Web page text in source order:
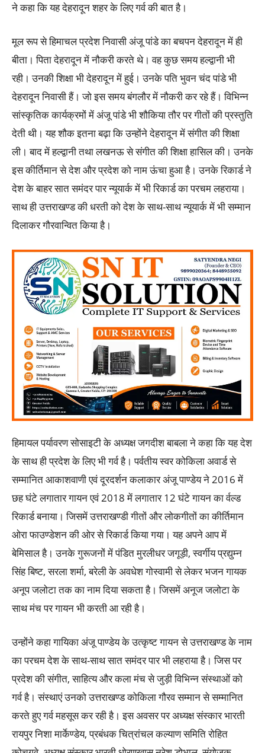
ने कहा कि यह देहरादून शहर के लिए गर्व की बात है।
मूल रूप से हिमाचल प्रदेश निवासी अंजू पांडे का बचपन देहरादून में ही
बीता। पिता देहरादून में नौकरी करते थे। वह कुछ समय हल्द्वानी भी
रही। उनकी शिक्षा भी देहरादून में हुई। उनके पति भुवन चंद पांडे भी
देहरादून निवासी हैं। जो इस समय बंगलौर में नौकरी कर रहे हैं। विभिन्न
सांस्कृतिक कार्यक्रमों में अंजू पांडे भी शौकिया तौर पर गीतों की प्रस्तुति
देती थी। यह शौक इतना बढ़ा कि उन्होंने देहरादून में संगीत की शिक्षा
ली। बाद में हल्द्वानी तथा लखनऊ से संगीत की शिक्षा हासिल की। उनके
इस कीर्तिमान से देश और प्रदेश को नाम ऊंचा हुआ है। उनके रिकार्ड ने
देश के बाहर सात समंदर पार न्यूयार्क में भी रिकार्ड का परचम लहराया।
साथ ही उत्तराखण्ड की धरती को देश के साथ-साथ न्यूयार्क में भी सम्मान
दिलाकर गौरवान्वित किया है।
हिमायल पर्यावरण सोसाइटी के अध्यक्ष जगदीश बाबला ने कहा कि यह देश
के साथ ही प्रदेश के लिए भी गर्व है। पर्वतीय स्वर कोकिला अवार्ड से
सम्मानित आकाशवाणी एवं दूरदर्शन कलाकार अंजू पाण्डेय ने 2016 में
छह घंटे लगातार गायन एवं 2018 में लगातार 12 घंटे गायन का र्वल्ड
रिकार्ड बनाया। जिसमें उत्तराखण्डी गीतों और लोकगीतों का कीर्तिमान
ओरा फाउण्डेशन की ओर से रिकार्ड किया गया। यह अपने आप में
बेमिसाल है। उनके गुरूजनों में पंडित मुरलीधर जगूड़ी, स्वर्गीय प्रद्युम्न
सिंह बिष्ट, सरला शर्मा, बरेली के अवधेश गोस्वामी से लेकर भजन गायक
अनूप जलोटा तक का नाम दिया सकता है। जिसमें अनूज जलोटा के
साथ मंच पर गायन भी करती आ रही है।
उन्होंने कहा गायिका अंजू पाण्डेय के उत्कृष्ट गायन से उत्तराखण्ड के नाम
का परचम देश के साथ-साथ सात समंदर पार भी लहराया है। जिस पर
प्रदेश की संगीत, साहित्य और कला मंच से जुड़ी विभिन्न संस्थाओं को
गर्व है। संस्थाएं उनको उत्तराखण्ड कोकिला गौरव सम्मान से सम्मानित
करते हुए गर्व महसूस कर रही है। इस अवसर पर अध्यक्ष संस्कार भारती
रायपुर निशा मार्केण्डेय, प्रबंधक चित्रांचल कल्याण समिति रोहित